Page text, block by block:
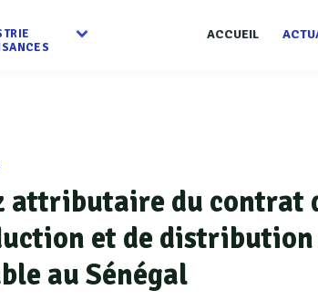
ACCUEIL
attributaire du contrat
et de distribution
au Sénégal